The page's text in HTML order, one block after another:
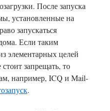
После запуска
установленные на
запускаться
Если таким
элементарных целей
стоит запрещать, то
например, ICQ и Mail-
.